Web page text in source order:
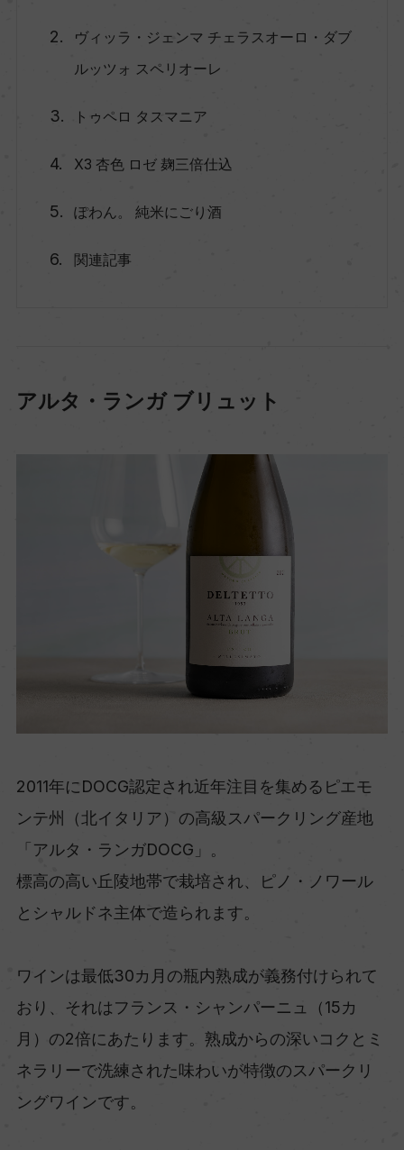
ヴィッラ・ジェンマ チェラスオーロ・ダブ
ルッツォ スペリオーレ
トゥペロ タスマニア
X3 杏色 ロゼ 麹三倍仕込
ぽわん。 純米にごり酒
関連記事
アルタ・ランガ ブリュット
2011年にDOCG認定され近年注目を集めるピエモ
ンテ州（北イタリア）の高級スパークリング産地
「アルタ・ランガDOCG」。
標高の高い丘陵地帯で栽培され、ピノ・ノワール
とシャルドネ主体で造られます。
ワインは最低30カ月の瓶内熟成が義務付けられて
おり、それはフランス・シャンパーニュ（15カ
月）の2倍にあたります。熟成からの深いコクとミ
ネラリーで洗練された味わいが特徴のスパークリ
ングワインです。